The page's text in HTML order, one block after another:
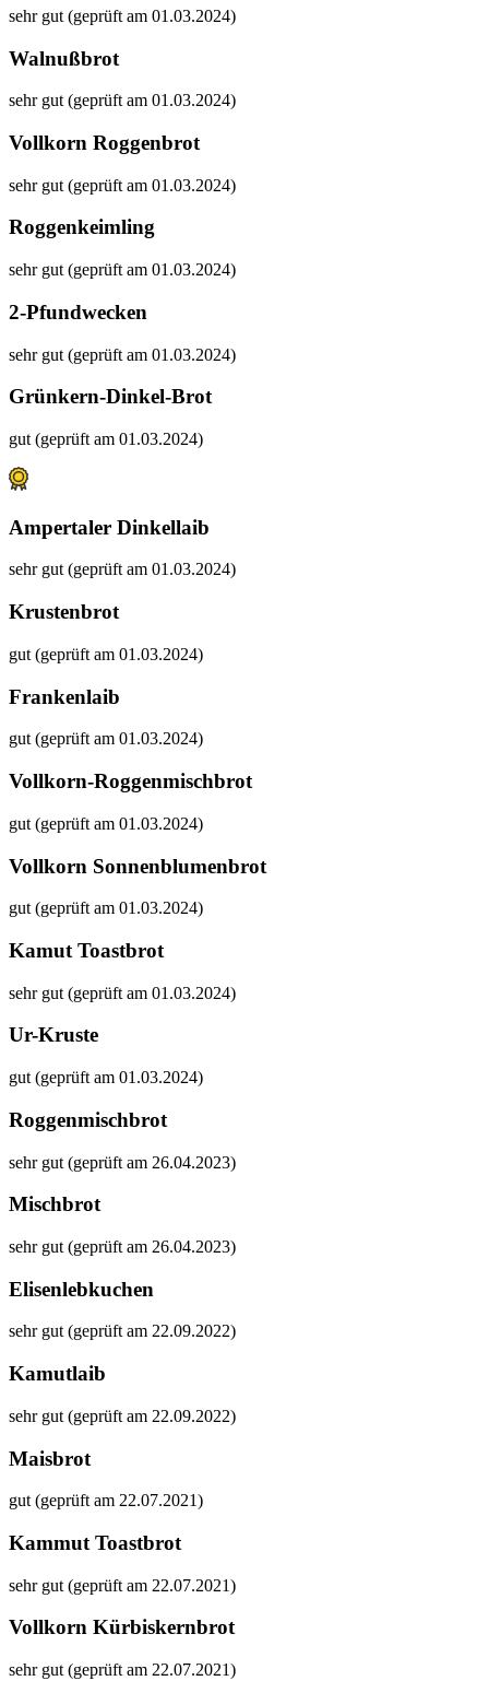
sehr gut (geprüft am 01.03.2024)
Walnußbrot
sehr gut (geprüft am 01.03.2024)
Vollkorn Roggenbrot
sehr gut (geprüft am 01.03.2024)
Roggenkeimling
sehr gut (geprüft am 01.03.2024)
2-Pfundwecken
sehr gut (geprüft am 01.03.2024)
Grünkern-Dinkel-Brot
gut (geprüft am 01.03.2024)
Ampertaler Dinkellaib
sehr gut (geprüft am 01.03.2024)
Krustenbrot
gut (geprüft am 01.03.2024)
Frankenlaib
gut (geprüft am 01.03.2024)
Vollkorn-Roggenmischbrot
gut (geprüft am 01.03.2024)
Vollkorn Sonnenblumenbrot
gut (geprüft am 01.03.2024)
Kamut Toastbrot
sehr gut (geprüft am 01.03.2024)
Ur-Kruste
gut (geprüft am 01.03.2024)
Roggenmischbrot
sehr gut (geprüft am 26.04.2023)
Mischbrot
sehr gut (geprüft am 26.04.2023)
Elisenlebkuchen
sehr gut (geprüft am 22.09.2022)
Kamutlaib
sehr gut (geprüft am 22.09.2022)
Maisbrot
gut (geprüft am 22.07.2021)
Kammut Toastbrot
sehr gut (geprüft am 22.07.2021)
Vollkorn Kürbiskernbrot
sehr gut (geprüft am 22.07.2021)